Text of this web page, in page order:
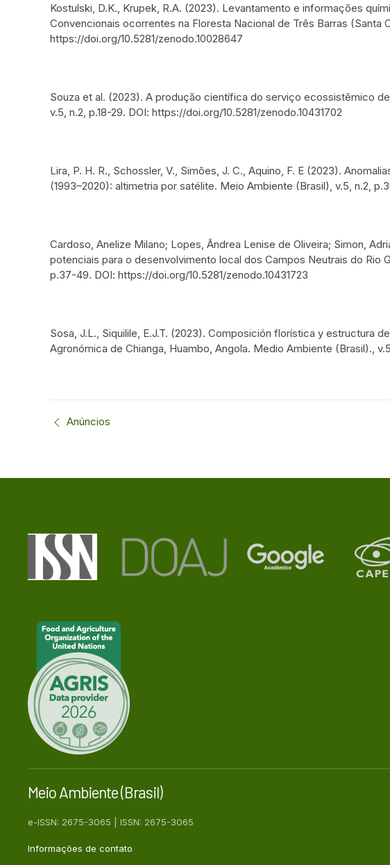
Kostulski, D.K., Krupek, R.A. (2023). Levantamento e informações
Convencionais ocorrentes na Floresta Nacional de Três Barras (Santa
https://doi.org/10.5281/zenodo.10028647
Souza et al. (2023). A produção científica do serviço ecossistêmico
v.5, n.2, p.18-29. DOI: https://doi.org/10.5281/zenodo.10431702
Lira, P. H. R., Schossler, V., Simões, J. C., Aquino, F. E (2023).
(1993–2020): altimetria por satélite. Meio Ambiente (Brasil), v.5, n.2,
Cardoso, Anelize Milano; Lopes, Ândrea Lenise de Oliveira; Simon,
potenciais para o desenvolvimento local dos Campos Neutrais do Rio
p.37-49. DOI: https://doi.org/10.5281/zenodo.10431723
Sosa, J.L., Siquilile, E.J.T. (2023). Composición florística y estructura
Agronómica de Chianga, Huambo, Angola. Medio Ambiente (Brasil).,
Anúncios
Meio Ambiente (Brasil)
e-ISSN: 2675-3065 | ISSN: 2675-3065
Informações de contato